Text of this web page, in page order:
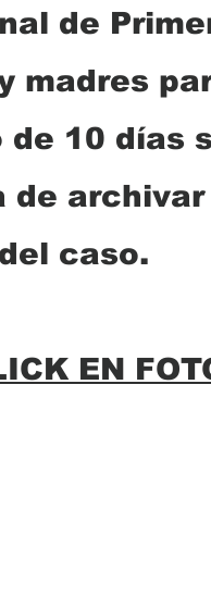
de
madres
de 10 días
de
caso.
EN